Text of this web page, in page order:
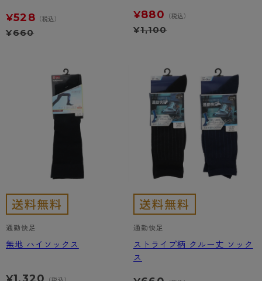
¥528 （税込）
¥660
¥880 （税込）
¥1,100
通勤快足
無地 ハイソックス
通勤快足
ストライプ柄 クルー丈 ソック
ス